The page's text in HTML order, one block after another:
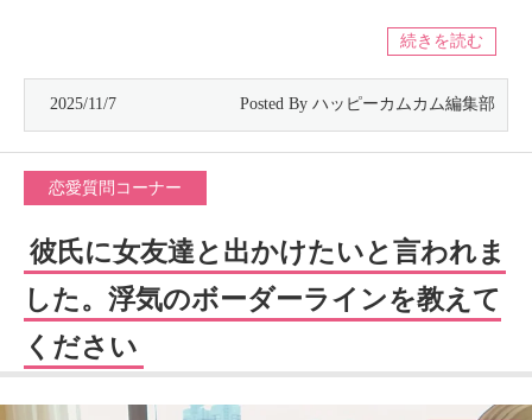
2025/11/7
続きを読む
恋愛質問コーナー
彼氏に女友達と出かけたいと言われま
した。浮気のボーダーラインを教えて
ください